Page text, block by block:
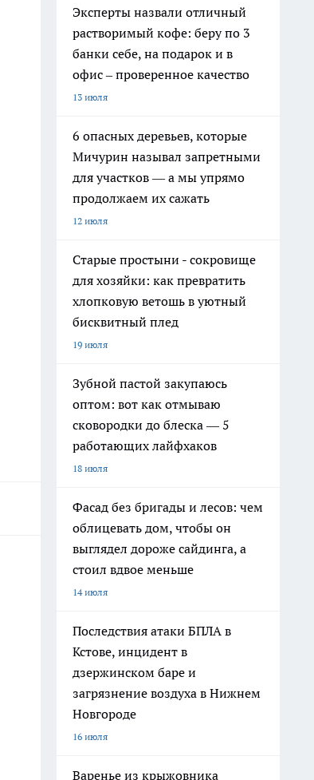
Эксперты назвали отличный
растворимый кофе: беру по 3
банки себе, на подарок и в
офис – проверенное качество
13 июля
6 опасных деревьев, которые
Мичурин называл запретными
для участков — а мы упрямо
продолжаем их сажать
12 июля
Старые простыни - сокровище
для хозяйки: как превратить
хлопковую ветошь в уютный
бисквитный плед
19 июля
Зубной пастой закупаюсь
оптом: вот как отмываю
сковородки до блеска — 5
работающих лайфхаков
18 июля
Фасад без бригады и лесов: чем
облицевать дом, чтобы он
выглядел дороже сайдинга, а
стоил вдвое меньше
14 июля
Последствия атаки БПЛА в
Кстове, инцидент в
дзержинском баре и
загрязнение воздуха в Нижнем
Новгороде
16 июля
Варенье из крыжовника